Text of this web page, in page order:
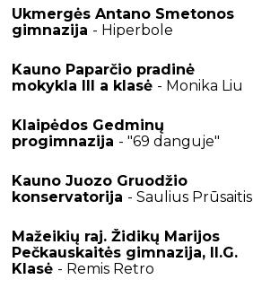
Ukmergės Antano Smetonos
gimnazija - Hiperbole
Kauno Paparčio pradinė
mokykla III a klasė - Monika Liu
Klaipėdos Gedminų
progimnazija - "69 danguje"
Kauno Juozo Gruodžio
konservatorija - Saulius Prūsaitis
Mažeikių raj. Židikų Marijos
Pečkauskaitės gimnazija, II.G.
Klasė - Remis Retro